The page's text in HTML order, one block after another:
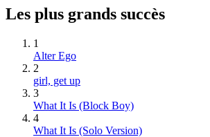
Les plus grands succès
1
Alter Ego
2
girl, get up
3
What It Is (Block Boy)
4
What It Is (Solo Version)